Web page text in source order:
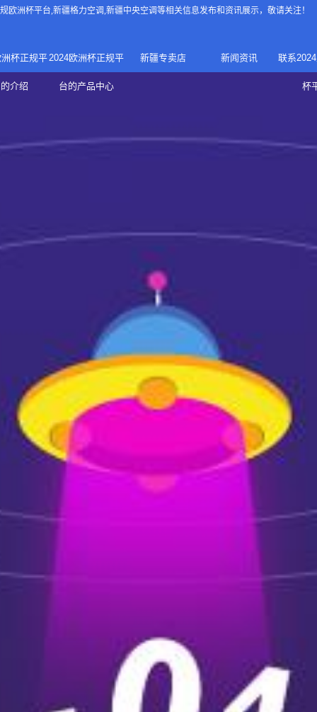
欧洲杯平台,新疆格力空调,新疆中央空调等相关信息发布和资讯展示，敬请关注！
杯正规平
介绍
正规欧洲
2024欧洲杯正规平
台的产品中心
家庭中央空调
家用空调
新疆专卖店 新闻资讯 联系
杯